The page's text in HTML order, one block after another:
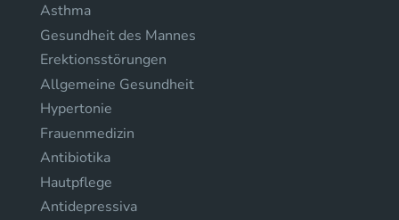
Asthma
Gesundheit des Mannes
Erektionsstörungen
Allgemeine Gesundheit
Hypertonie
Frauenmedizin
Antibiotika
Hautpflege
Antidepressiva